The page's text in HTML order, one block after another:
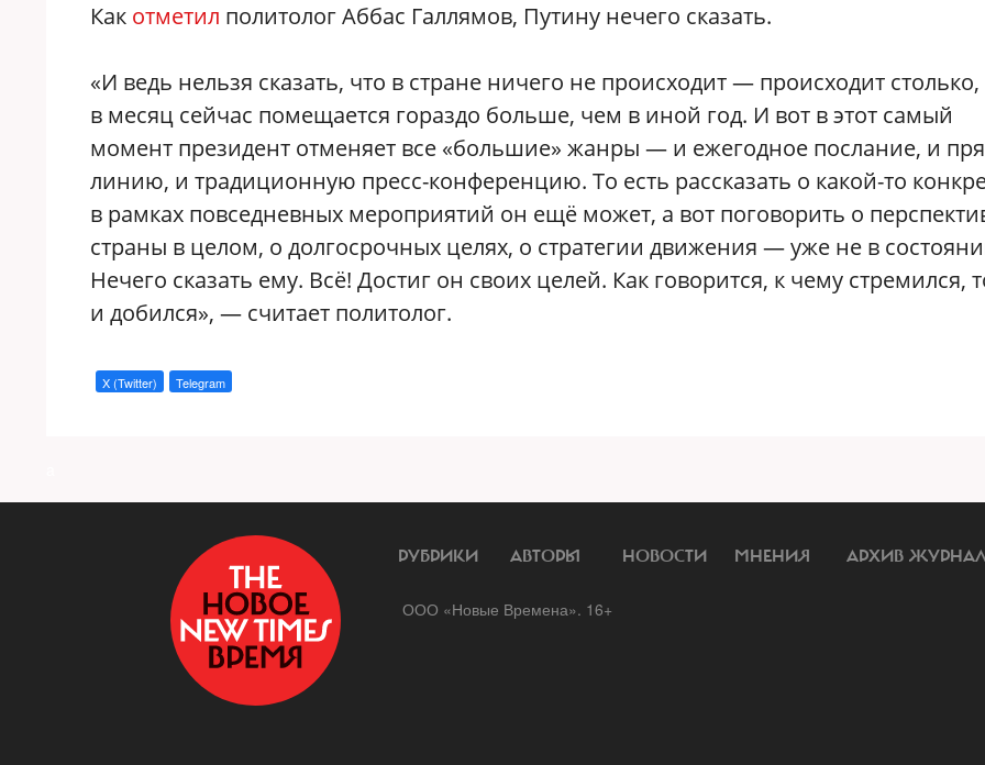
Как отметил политолог Аббас Галлямов, Путину нечего сказать.
«И ведь нельзя сказать, что в стране ничего не происходит — происходит столько,
в месяц сейчас помещается гораздо больше, чем в иной год. И вот в этот самый
момент президент отменяет все «большие» жанры — и ежегодное послание, и
линию, и традиционную пресс-конференцию. То есть рассказать о какой-то
в рамках повседневных мероприятий он ещё может, а вот поговорить о
страны в целом, о долгосрочных целях, о стратегии движения — уже не в
Нечего сказать ему. Всё! Достиг он своих целей. Как говорится, к чему стремился,
и добился»‎, — считает политолог.
X (Twitter) Telegram
РУБРИКИ АВТОРЫ НОВОСТИ МНЕНИЯ АРХИВ
ООО «Новые Времена». 16+